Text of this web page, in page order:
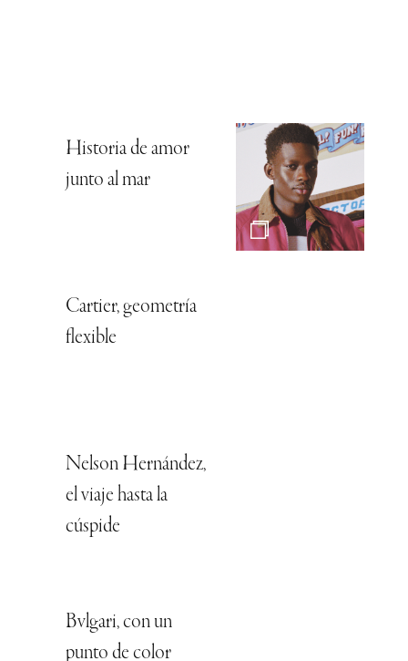
Historia de amor
junto al mar
Cartier, geometría
flexible
Nelson Hernández,
el viaje hasta la
cúspide
Bvlgari, con un
punto de color